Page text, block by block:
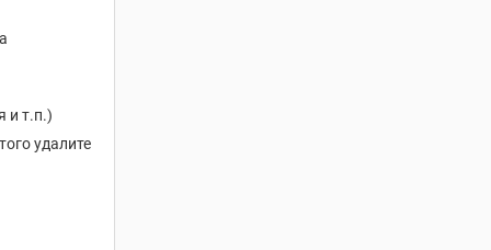
и т.п.)
удалите